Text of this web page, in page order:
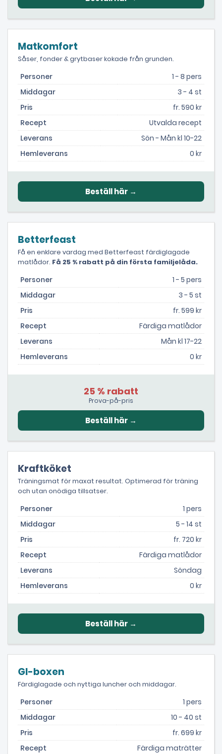
Matkomfort
Såser, fonder & grytbaser kokade från grunden.
Personer
1 - 8 pers
Middagar
3 - 4 st
Pris
fr. 590 kr
Recept
Utvalda recept
Leverans
Sön - Mån kl 10-22
Hemleverans
0 kr
Betterfeast
Få en enklare vardag med Betterfeast färdiglagade
matlådor. Få 25 % rabatt på din första familjelåda.
Personer
1 - 5 pers
Middagar
3 - 5 st
Pris
fr. 599 kr
Recept
Färdiga matlådor
Leverans
Mån kl 17-22
Hemleverans
0 kr
25 % rabatt
Prova-på-pris
Kraftköket
Träningsmat för maxat resultat. Optimerad för träning
och utan onödiga tillsatser.
Personer
1 pers
Middagar
5 - 14 st
Pris
fr. 720 kr
Recept
Färdiga matlådor
Leverans
Söndag
Hemleverans
0 kr
GI-boxen
Färdiglagade och nyttiga luncher och middagar.
Personer
1 pers
Middagar
10 - 40 st
Pris
fr. 699 kr
Recept
Färdiga maträtter